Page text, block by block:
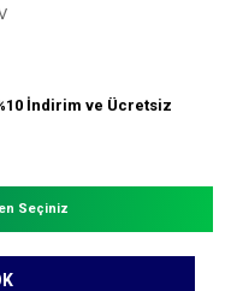
İndirim ve Ücretsiz
Seçiniz